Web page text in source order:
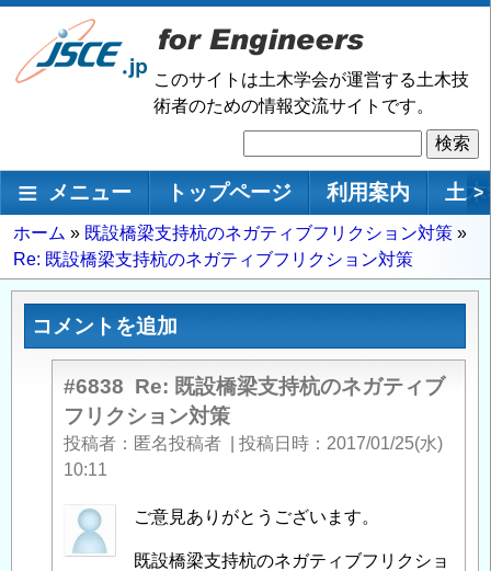
メ
ン
移
動
このサイトは土木学会が運営する土木技
術者のための情報交流サイトです。
索
メインナビゲーション
メニュー トップページ 利用案内 土 >
パ
ン
く
ホーム
既設橋梁支持杭のネガティブフリクション対策
Re: 既設橋梁支持杭のネガティブフリクション対策
コメントを追加
#6838 Re: 既設橋梁支持杭のネガティブ
フリクション対策
投稿者 匿名投稿者 投稿日時
2017/01/25(水)
10:11
匿
名
ご意見ありがとうございます。
既設橋梁支持杭のネガティブフリクショ